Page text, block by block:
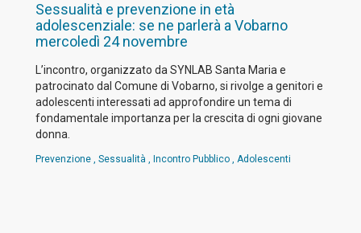
Sessualità e prevenzione in età
adolescenziale: se ne parlerà a Vobarno
mercoledì 24 novembre
L’incontro, organizzato da SYNLAB Santa Maria e
patrocinato dal Comune di Vobarno, si rivolge a genitori e
adolescenti interessati ad approfondire un tema di
fondamentale importanza per la crescita di ogni giovane
donna.
Prevenzione , Sessualità , Incontro Pubblico , Adolescenti